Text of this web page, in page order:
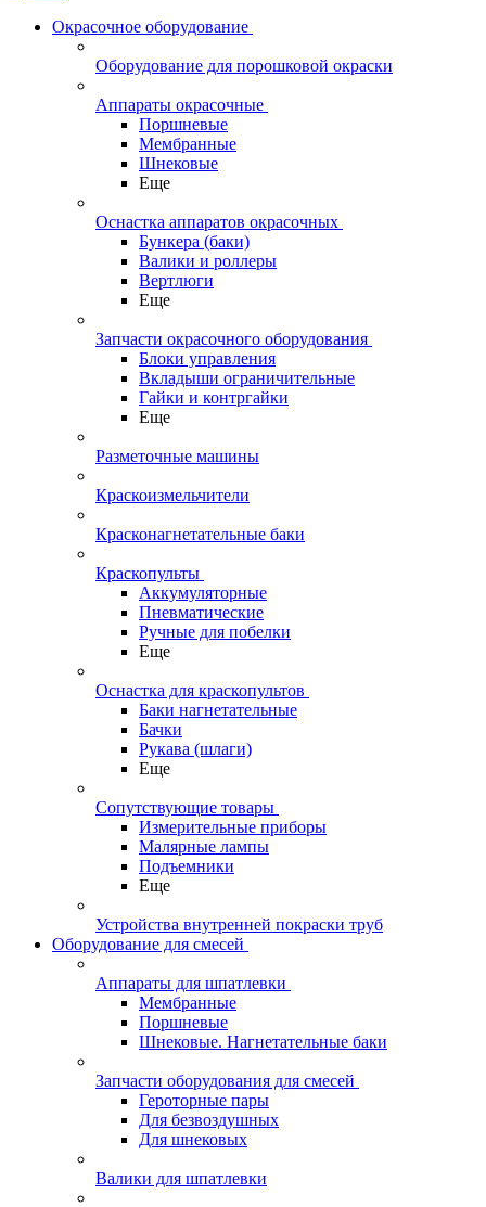
Окрасочное оборудование
Оборудование для порошковой окраски
Аппараты окрасочные
Поршневые
Мембранные
Шнековые
Еще
Оснастка аппаратов окрасочных
Бункера (баки)
Валики и роллеры
Вертлюги
Еще
Запчасти окрасочного оборудования
Блоки управления
Вкладыши ограничительные
Гайки и контргайки
Еще
Разметочные машины
Краскоизмельчители
Красконагнетательные баки
Краскопульты
Аккумуляторные
Пневматические
Ручные для побелки
Еще
Оснастка для краскопультов
Баки нагнетательные
Бачки
Рукава (шлаги)
Еще
Сопутствующие товары
Измерительные приборы
Малярные лампы
Подъемники
Еще
Устройства внутренней покраски труб
Оборудование для смесей
Аппараты для шпатлевки
Мембранные
Поршневые
Шнековые. Нагнетательные баки
Запчасти оборудования для смесей
Героторные пары
Для безвоздушных
Для шнековых
Валики для шпатлевки